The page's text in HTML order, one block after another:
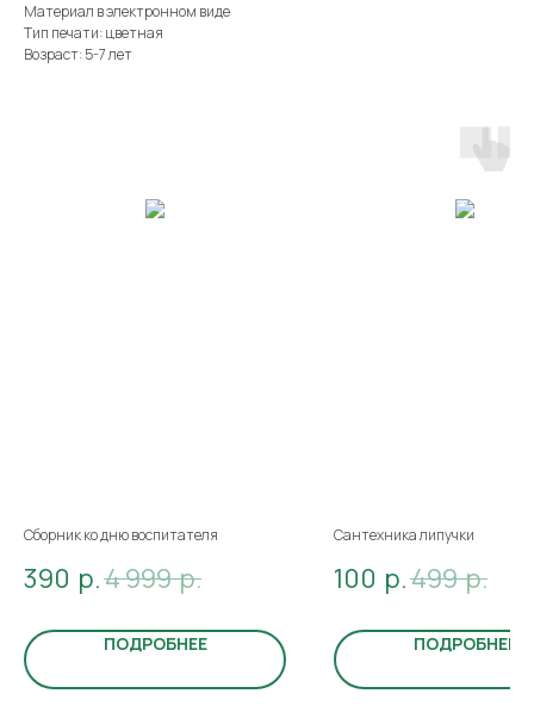
Материал в электронном виде
Тип печати: цветная
Возраст: 5-7 лет
Сборник ко дню воспитателя
390 р.4 999 р.
ПОДРОБНЕЕ
Сантехника липучки
100 р.499 р.
ПОДРОБНЕЕ